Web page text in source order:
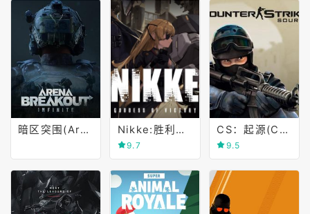
暗区突围(Arena Breakout) Nikke:胜利女神(GODDESS OF VICTORY)
9.7
CS：起源(Counter-Strike： Source)
9.5